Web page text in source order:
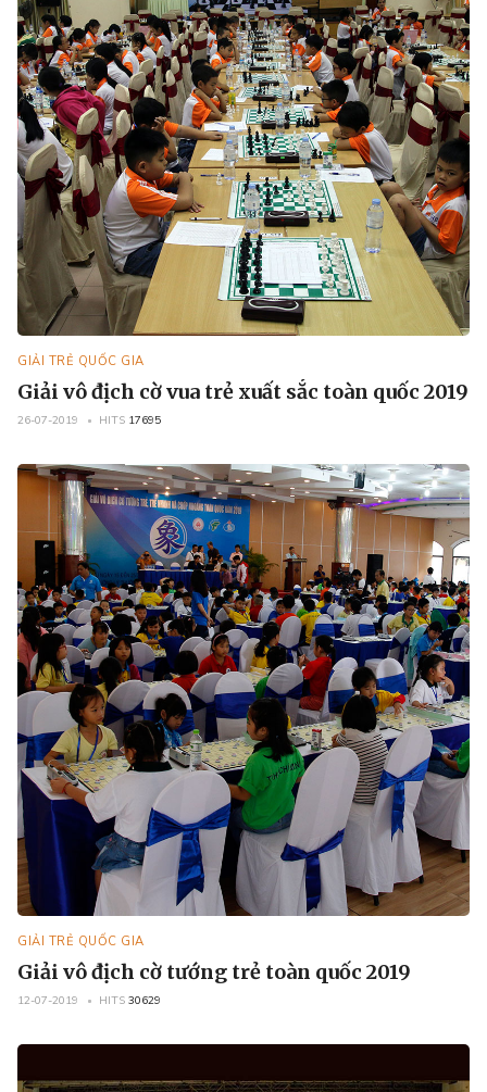
GIẢI TRẺ QUỐC GIA
Giải vô địch cờ vua trẻ xuất sắc toàn quốc 2019
26-07-2019 HITS 17695
GIẢI TRẺ QUỐC GIA
Giải vô địch cờ tướng trẻ toàn quốc 2019
12-07-2019 HITS 30629